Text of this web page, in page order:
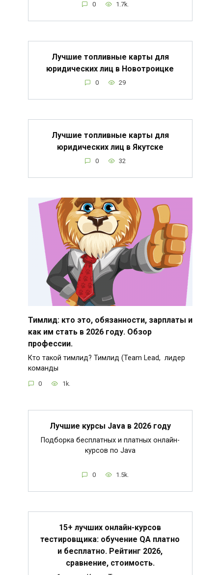
0 1.7k.
Лучшие топливные карты для
юридических лиц в Новотроицке
0 29
Лучшие топливные карты для
юридических лиц в Якутске
0 32
Тимлид: кто это, обязанности, зарплаты и
как им стать в 2026 году. Обзор
профессии.
Кто такой тимлид? Тимлид (Team Lead, лидер
команды
0 1k.
Лучшие курсы Java в 2026 году
Подборка бесплатных и платных онлайн-
курсов по Java
0 1.5k.
15+ лучших онлайн-курсов
тестировщика: обучение QA платно
и бесплатно. Рейтинг 2026,
сравнение, стоимость.